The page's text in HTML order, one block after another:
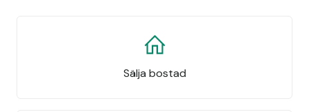
Sälja bostad